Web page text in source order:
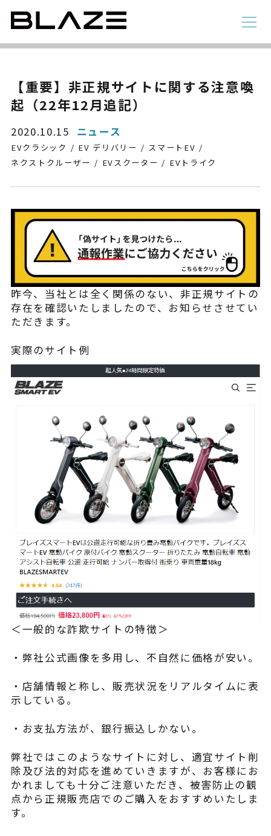
別途
電動アシスト自転車
STYLE e-BIKE
電動アシスト自転車
¥225,454（税込¥248,000）
詳細を見る
購入する
※類似品にご注意ください
ニュース
よくある質問
NEWS
【重要】非正規サイトに関する注意喚
起（22年12月追記）
2020.10.15 ニュース
EVクラシック EV デリバリー
スマートEV
ネクストクルーザー
EVスクーター EVトライク
昨今、当社とは全く関係のない、非正規サイトの
存在を確認いたしましたので、お知らせさせてい
ただきます。
実際のサイト例
＜一般的な詐欺サイトの特徴＞
・弊社公式画像を多用し、不自然に価格が安い。
・店舗情報と称し、販売状況をリアルタイムに表
示している。
・お支払方法が、銀行振込しかない。
弊社ではこのようなサイトに対し、適宜サイト削
除及び法的対応を進めていきますが、お客様にお
かれましても十分ご注意いただき、被害防止の観
点から正規販売店でのご購入をおすすめいたしま
す。